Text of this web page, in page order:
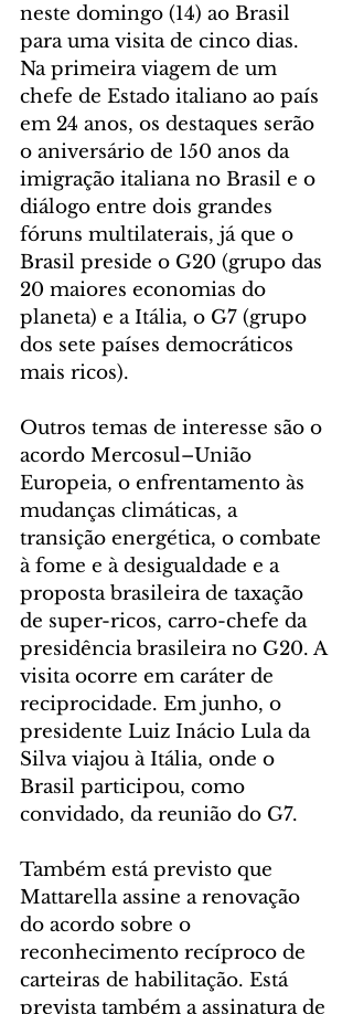
neste domingo (14) ao Brasil
para uma visita de cinco dias.
Na primeira viagem de um
chefe de Estado italiano ao país
em 24 anos, os destaques serão
o aniversário de 150 anos da
imigração italiana no Brasil e o
diálogo entre dois grandes
fóruns multilaterais, já que o
Brasil preside o G20 (grupo das
20 maiores economias do
planeta) e a Itália, o G7 (grupo
dos sete países democráticos
mais ricos).
Outros temas de interesse são o
acordo Mercosul–União
Europeia, o enfrentamento às
mudanças climáticas, a
transição energética, o combate
à fome e à desigualdade e a
proposta brasileira de taxação
de super-ricos, carro-chefe da
presidência brasileira no G20. A
visita ocorre em caráter de
reciprocidade. Em junho, o
presidente Luiz Inácio Lula da
Silva viajou à Itália, onde o
Brasil participou, como
convidado, da reunião do G7.
Também está previsto que
Mattarella assine a renovação
do acordo sobre o
reconhecimento recíproco de
carteiras de habilitação. Está
prevista também a assinatura de